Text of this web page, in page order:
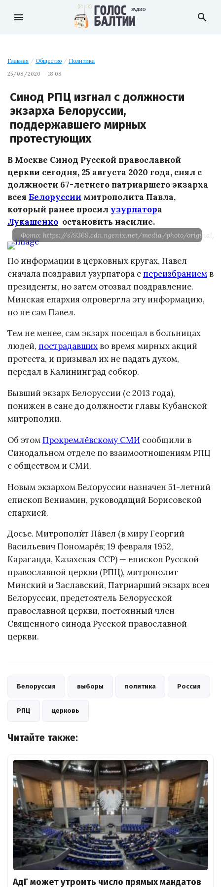
menu search
Главная / Общество / Политика
25/08/2020 — 18:08
Синод РПЦ изгнал с должности
экзарха Белоруссии,
поддержавшего мирных
протестующих
В Москве Синод Русской православной
церкви сегодня, 25 августа 2020 года, снял с
должности 67-летнего патриаршего экзарха
всея Белоруссии митрополита Павла,
который ранее просил узурпатора
Лукашенко остановить насилие.
Фото: https://s79369.cdn.ngenix.net/media/photo/original/
По информации в церковных кругах, Павел
сначала поздравил узурпатора с переизбранием в
президенты, но затем отозвал поздравление.
Минская епархия опровергла эту информацию,
но не сам Павел.
Тем не менее, сам экзарх посещал в больницах
людей, пострадавших во время мирных акций
протеста, и призывал их не падать духом,
передал в Калининград собкор.
Бывший экзарх Белоруссии (с 2013 года),
понижен в сане до должности главы Кубанской
митрополии.
Об этомПрокремлёвскому СМИ сообщили в
Синодальном отделе по взаимоотношениям РПЦ
с обществом и СМИ.
Новым экзархом Белоруссии назначен 51-летний
епископ Вениамин, руководящий Борисовской
епархией.
Досье. Митрополи́т Па́вел (в миру Георгий
Васильевич Пономарёв; 19 февраля 1952,
Караганда, Казахская ССР) — епископ Русской
православной церкви (РПЦ), митрополит
Минский и Заславский, Патриарший экзарх всея
Белоруссии, предстоятель Белорусской
православной церкви, постоянный член
Священного синода Русской православной
церкви.
Белоруссия выборы политика Россия
РПЦ церковь
Читайте также:
АдГ может утроить число прямых мандатов